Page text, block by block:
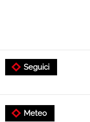
Seguici
Meteo